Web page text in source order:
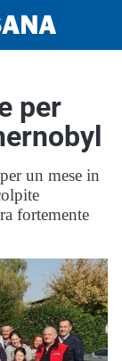
per
un mese in
fortemente